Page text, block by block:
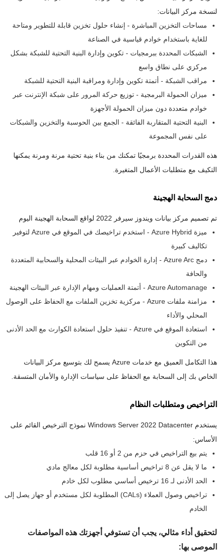
لنسخة مركز البيانات:
مساحات التخزين المباشرة - إنشاء حلول تخزين قابلة للتطوير ومتاحة
للغاية باستخدام خوادم قياسية في الصناعة
الشبكات المحددة ببرمجيات - تكوين وإدارة البنية التحتية للشبكة بشكل
مركزي على نطاق واسع
مراقب الشبكة - أتمتة تكوين وإدارة ومراقبة البنية التحتية للشبكة
ميزان الحمولة البرمجية - توزيع حركة المرور على شبكة الإنترنت عبر
خوادم متعددة دون ميزان الحمولة الأجهزة
البنية التحتية المتقاربة الفائقة - الجمع بين الحوسبة والتخزين والشبكات
على نفس المجموعة
هذه القدرات المحددة برمجيًا تمكنك من بناء بنية تحتية مرنة ومرنة يمكنها
التكيف مع متطلبات الأعمال المتغيرة.
دمج السحابة الهجينة
تم تصميم مركز بيانات ويندوز سيرفر 2022 لواقع السحابة الهجينة اليوم
ميزة Azure Hybrid - استخدم تراخيصك في الموقع في Azure لتوفير
تكاليف كبيرة
دمج Azure Arc - إدارة الخوادم عبر البيئات المحلية والسحابية المتعددة
والحافة
Azure Automanage - أتمتة العمليات ومهام الإدارة عبر البيئات الهجينة
مزامنة ملفات Azure - مركزية تخزين الملفات مع الحفاظ على الوصول
المحلي والأداء
استعادة الموقع في Azure - تنفيذ حلول استعادة الكوارث مع الحد الأدنى
من التكوين
هذا التكامل العميق مع خدمات Azure يسمح لك بتوسيع مركز البيانات
الخاص بك إلى السحابة مع الحفاظ على سياسات الإدارة والأمان المتسقة.
التراخيص ومتطلبات النظام
يستخدم Windows Server 2022 Datacenter نموذج الترخيص القائم على
الأساس:
يتم بيع التراخيص في حزم من 2 أو 16 قلب
ما لا يقل عن 8 تراخيص أساسية مطلوبة لكل معالج مادي
الحد الأدنى لـ 16 ترخيص أساسي مطلوب لكل خادم
تراخيص وصول العملاء (CALs) المطلوبة لكل مستخدم أو جهاز يصل إلى
الخادم
لتحقيق أداء مثالي، يجب أن تستوفي أجهزتك هذه المواصفات
الموصى بها: